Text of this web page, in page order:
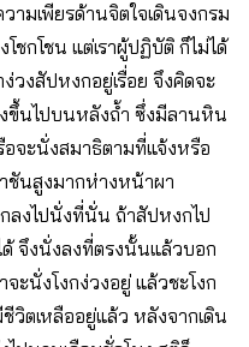
ามเพียรด้านจิตใจเดินจงกรม
กโชน แต่เราผู้ปฏิบัติ ก็ไม่ได้
วงสัปหงกอยู่เรื่อย จึงคิดจะ
ขึ้นไปบนหลังถ้ำ ซึ่งมีลานหิน
จะนั่งสมาธิตามที่แจ้งหรือ
ชันสูงมากห่างหน้าผา
ลงไปนั่งที่นั่น ถ้าสัปหงกไป
จึงนั่งลงที่ตรงนั้นแล้วบอก
ะนั่งโงกง่วงอยู่ แล้วชะโงก
ตเหลืออยู่แล้ว หลังจากเดิน